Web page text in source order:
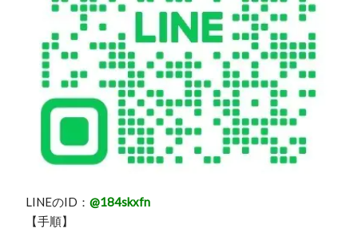
LINEのID： @184skxfn
【手順】